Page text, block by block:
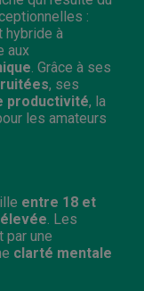
:
hybride à
aux
. Grâce à ses
, ses
productivité, la
les amateurs
entre 18 et
. Les
une
clarté mentale